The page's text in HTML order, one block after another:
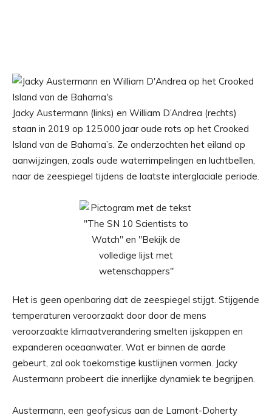
Jacky Austermann (links) en William D’Andrea (rechts)
staan ​​in 2019 op 125.000 jaar oude rots op het Crooked
Island van de Bahama’s. Ze onderzochten het eiland op
aanwijzingen, zoals oude waterrimpelingen en luchtbellen,
naar de zeespiegel tijdens de laatste interglaciale periode.
Het is geen openbaring dat de zeespiegel stijgt. Stijgende
temperaturen veroorzaakt door door de mens
veroorzaakte klimaatverandering smelten ijskappen en
expanderen oceaanwater. Wat er binnen de aarde
gebeurt, zal ook toekomstige kustlijnen vormen. Jacky
Austermann probeert die innerlijke dynamiek te begrijpen.
Austermann, een geofysicus aan de Lamont-Doherty